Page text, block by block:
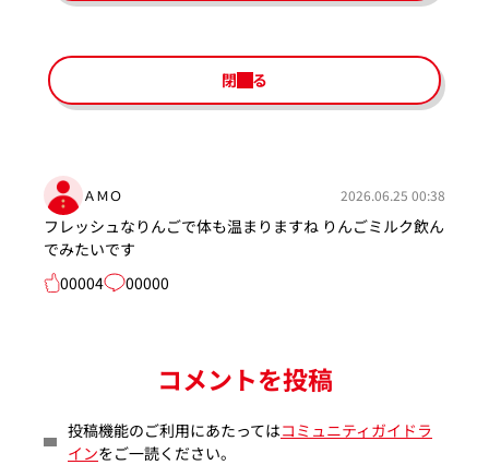
閉じる
ＡＭＯ 2026.06.25 00:38
フレッシュなりんごで体も温まりますね りんごミルク飲ん
でみたいです
00004
00000
コメントを投稿
投稿機能のご利用にあたってはコミュニティガイドラ
インをご一読ください。